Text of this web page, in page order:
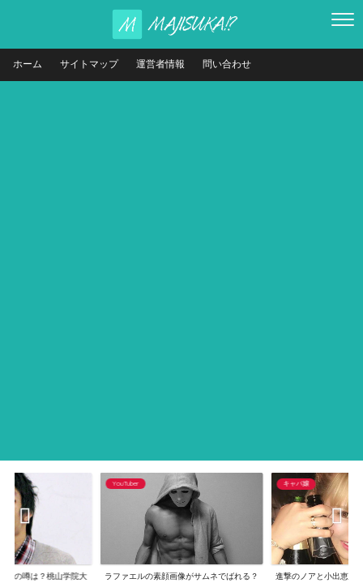
ホーム サイトマップ 運営者情報 問い合わせ
捕の噂は？桃山学院大
YouTuber
ラファエルの素顔画像がサムネでばれる？
キャバ嬢
進撃のノアと小出恵介